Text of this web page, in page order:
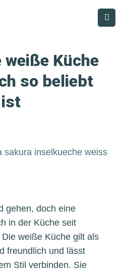
weiße Küche
so beliebt
ist
gehen, doch eine
in der Küche seit
weiße Küche gilt als
freundlich und lässt
Stil verbinden. Sie